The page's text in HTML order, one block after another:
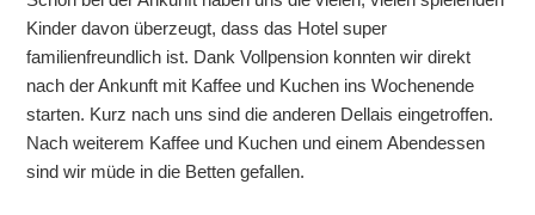
Kinder davon überzeugt, dass das Hotel super
familienfreundlich ist. Dank Vollpension konnten wir direkt
nach der Ankunft mit Kaffee und Kuchen ins Wochenende
starten. Kurz nach uns sind die anderen Dellais eingetroffen.
Nach weiterem Kaffee und Kuchen und einem Abendessen
sind wir müde in die Betten gefallen.